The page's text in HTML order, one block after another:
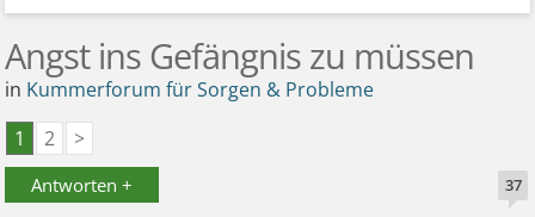
Angst ins Gefängnis zu müssen
in Kummerforum für Sorgen & Probleme
1
2 >
Antworten + 37